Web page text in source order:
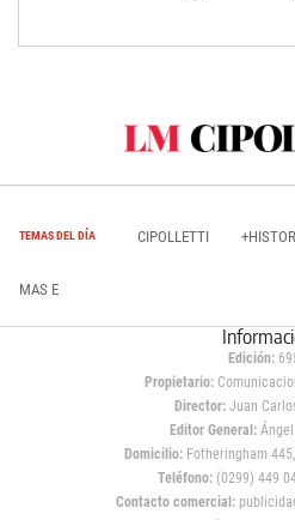
TEMAS DEL DÍA CIPOLLETTI
MAS E
Edición:
Propietario:
Director: Juan
Editor General:Ángel
Domicilio:Fotheringham
Teléfono: (0299) 449
Contacto comercial: